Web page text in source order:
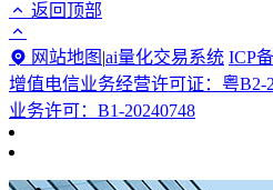
返回顶部
网站地图 |ai量化交易系统 ICP
增值电信业务经营许可证：粤B2-
业务许可：B1-20240748